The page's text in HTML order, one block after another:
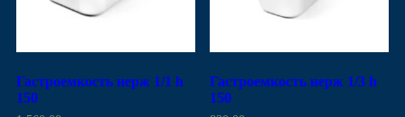
Гастроемкость нерж 1/1 h
150
Гастроемкость нерж 1/3 h
150